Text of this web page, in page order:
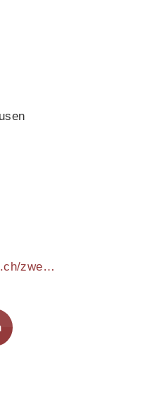
https://www.frauenverein-sh.ch/zwergehuus/